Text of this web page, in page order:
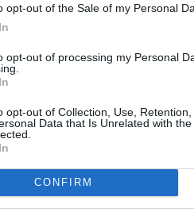
opt-out of the Sale of my Personal
opt-out of processing my Personal
opt-out of Collection, Use,
Data that Is Unrelated with
CONFIRM
ANCHE:
ATTUALITÀ